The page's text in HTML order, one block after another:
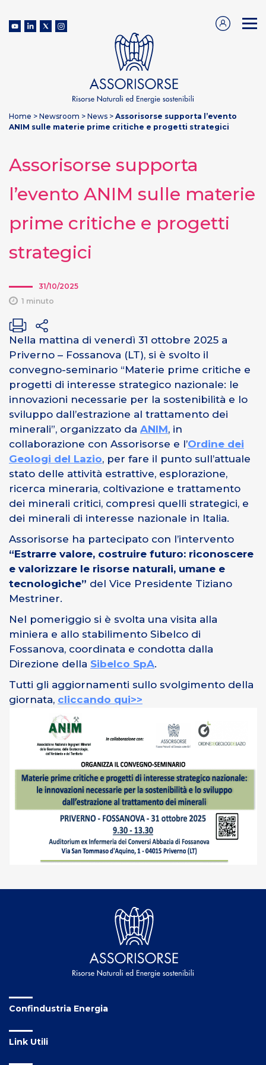
Home > Newsroom > News > Assorisorse supporta l’evento
ANIM sulle materie prime critiche e progetti strategici
Assorisorse supporta
l’evento ANIM sulle materie
prime critiche e progetti
strategici
31/10/2025
1 minuto
Nella mattina di venerdì 31 ottobre 2025 a
Priverno – Fossanova (LT), si è svolto il
convegno-seminario “Materie prime critiche e
progetti di interesse strategico nazionale: le
innovazioni necessarie per la sostenibilità e lo
sviluppo dall’estrazione al trattamento dei
minerali”, organizzato da ANIM, in
collaborazione con Assorisorse e l’Ordine dei
Geologi del Lazio, per fare il punto sull’attuale
stato delle attività estrattive, esplorazione,
ricerca mineraria, coltivazione e trattamento
dei minerali critici, compresi quelli strategici, e
dei minerali di interesse nazionale in Italia.
Assorisorse ha partecipato con l’intervento
“Estrarre valore, costruire futuro: riconoscere
e valorizzare le risorse naturali, umane e
tecnologiche” del Vice Presidente Tiziano
Mestriner.
Nel pomeriggio si è svolta una visita alla
miniera e allo stabilimento Sibelco di
Fossanova, coordinata e condotta dalla
Direzione della Sibelco SpA.
Tutti gli aggiornamenti sullo svolgimento della
giornata, cliccando qui>>
Confindustria Energia
Link Utili